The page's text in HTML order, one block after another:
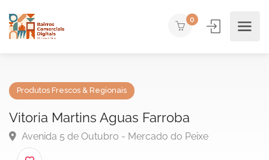
0
Produtos Frescos & Regionais
Vitoria Martins Aguas Farroba
Avenida 5 de Outubro - Mercado do Peixe